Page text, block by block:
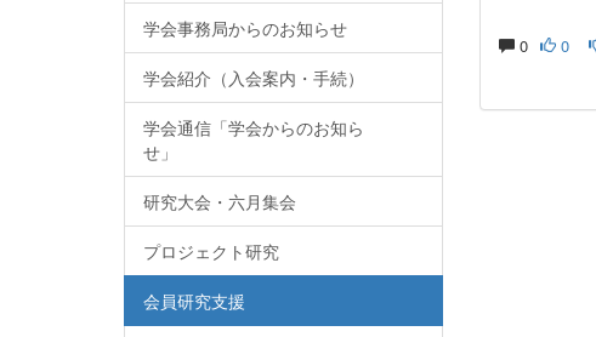
0 0
学会事務局からのお知らせ
学会紹介（入会案内・手続）
学会通信「学会からのお知ら
せ」
研究大会・六月集会
プロジェクト研究
会員研究支援